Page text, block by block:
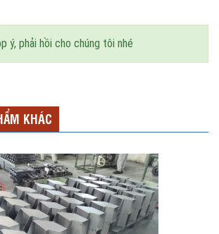
ý, phải hồi cho chúng tôi nhé
KHÁC